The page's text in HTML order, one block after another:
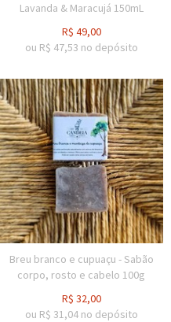
Lavanda & Maracujá 150mL
R$ 49,00
ou R$ 47,53 no depósito
Breu branco e cupuaçu - Sabão
corpo, rosto e cabelo 100g
R$ 32,00
ou R$ 31,04 no depósito